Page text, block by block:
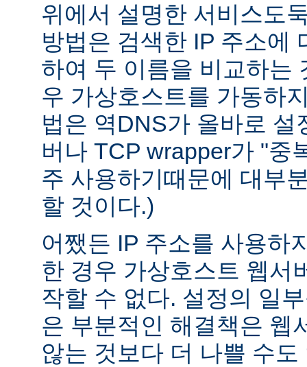
위에서 설명한 서비스도
방법은 검색한 IP 주소에
하여 두 이름을 비교하는
우 가상호스트를 가동하
법은 역DNS가 올바로 설
버나 TCP wrapper가 "중
주 사용하기때문에 대부
할 것이다.)
어쨌든 IP 주소를 사용하
한 경우 가상호스트 웹서
작할 수 없다. 설정의 일
은 부분적인 해결책은 웹
않는 것보다 더 나쁠 수도